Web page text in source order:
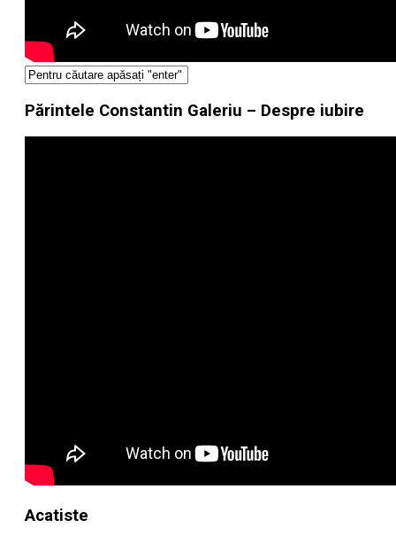
Părintele Constantin Galeriu – Despre iubire
Acatiste